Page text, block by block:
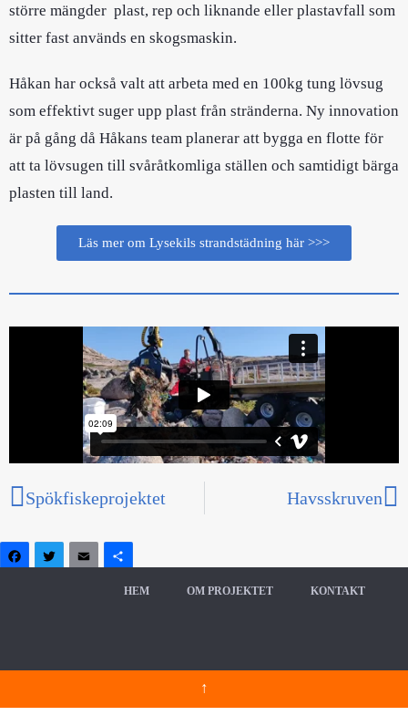
större mängder plast, rep och liknande eller plastavfall som
sitter fast används en skogsmaskin.
Håkan har också valt att arbeta med en 100kg tung lövsug
som effektivt suger upp plast från stränderna. Ny innovation
är på gång då Håkans team planerar att bygga en flotte för
att ta lövsugen till svåråtkomliga ställen och samtidigt bärga
plasten till land.
Läs mer om Lysekils strandstädning här >>>
Spökfiskeprojektet Havsskruven
Facebook
Twitter
Email
Dela
HEM OM PROJEKTET KONTAKT
↑